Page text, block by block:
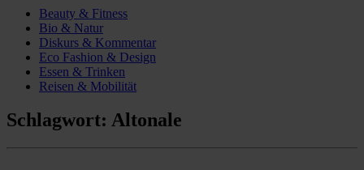
Beauty & Fitness
Bio & Natur
Diskurs & Kommentar
Eco Fashion & Design
Essen & Trinken
Reisen & Mobilität
Schlagwort: Altonale